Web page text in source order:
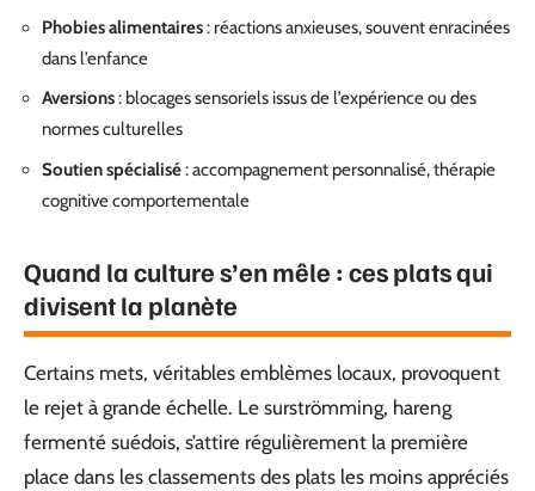
Phobies alimentaires: réactions anxieuses, souvent enracinées
dans l’enfance
Aversions: blocages sensoriels issus de l’expérience ou des
normes culturelles
Soutien spécialisé: accompagnement personnalisé, thérapie
cognitive comportementale
Quand la culture s’en mêle : ces plats qui
divisent la planète
Certains mets, véritables emblèmes locaux, provoquent
le rejet à grande échelle. Le surströmming, hareng
fermenté suédois, s’attire régulièrement la première
place dans les classements des plats les moins appréciés